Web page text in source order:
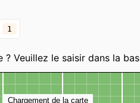
1
? Veuillez le saisir dans la
Chargement de la carte